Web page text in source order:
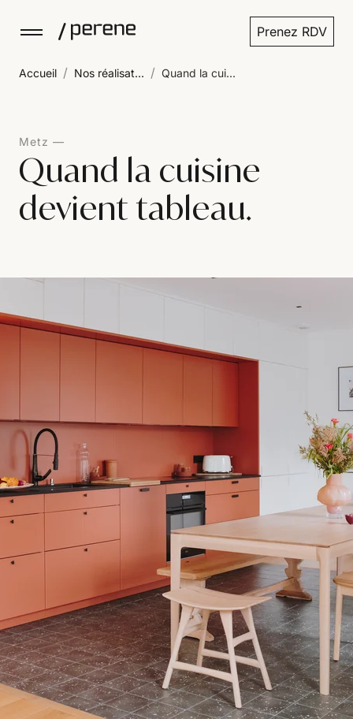
Prenez RDV
Accueil / Nos réalisat... / Quand la cui...
Metz
Quand la cuisine
devient tableau.